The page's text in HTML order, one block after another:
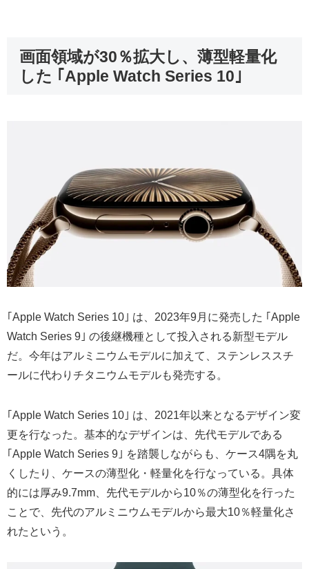
画面領域が30％拡大し、薄型軽量化
した ｢Apple Watch Series 10｣
｢Apple Watch Series 10｣ は、2023年9月に発売した ｢Apple
Watch Series 9｣ の後継機種として投入される新型モデル
だ。今年はアルミニウムモデルに加えて、ステンレススチ
ールに代わりチタニウムモデルも発売する。
｢Apple Watch Series 10｣ は、2021年以来となるデザイン変
更を行なった。基本的なデザインは、先代モデルである
｢Apple Watch Series 9｣ を踏襲しながらも、ケース4隅を丸
くしたり、ケースの薄型化・軽量化を行なっている。具体
的には厚み9.7mm、先代モデルから10％の薄型化を行った
ことで、先代のアルミニウムモデルから最大10％軽量化さ
れたという。